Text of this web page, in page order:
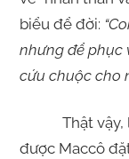
biểu để đời:
nhưng để phục
cứu chuộc cho
Thật vậy, lời
được Maccô